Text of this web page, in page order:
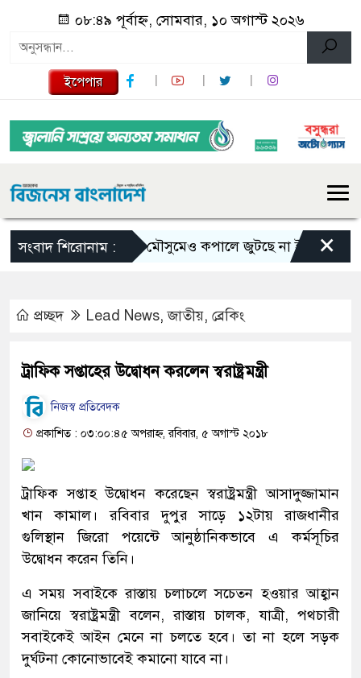
০৮:৪৯ পূর্বাহ্ন, সোমবার, ১০ অগাস্ট ২০২৬
ইপেপার
সংবাদ শিরোনাম :ভরা মৌসুমেও কপালে জুটছে না ইলিশ, দাম বেশ
×
প্রচ্ছদ Lead News,জাতীয়, ব্রেকিং
ট্রাফিক সপ্তাহের উদ্বোধন করলেন স্বরাষ্ট্রমন্ত্রী
নিজস্ব প্রতিবেদক
প্রকাশিত : ০৩:০০:৪৫ অপরাহ্ন, রবিবার, ৫ অগাস্ট ২০১৮
ট্রাফিক সপ্তাহ উদ্বোধন করেছেন স্বরাষ্ট্রমন্ত্রী আসাদুজ্জামান
খান কামাল। রবিবার দুপুর সাড়ে ১২টায় রাজধানীর
গুলিস্থান জিরো পয়েন্টে আনুষ্ঠানিকভাবে এ কর্মসূচির
উদ্বোধন করেন তিনি।
এ সময় সবাইকে রাস্তায় চলাচলে সচেতন হওয়ার আহ্বান
জানিয়ে স্বরাষ্ট্রমন্ত্রী বলেন, রাস্তায় চালক, যাত্রী, পথচারী
সবাইকেই আইন মেনে না চলতে হবে। তা না হলে সড়ক
দুর্ঘটনা কোনোভাবেই কমানো যাবে না।